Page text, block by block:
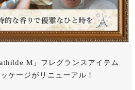
M」フレグランスアイテム
ケージがリニューアル！